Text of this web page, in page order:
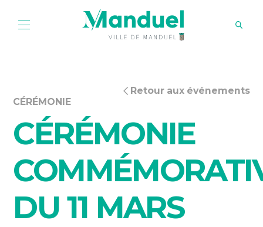
CÉRÉMONIE
Retour aux événements
CÉRÉMONIE
DU 11 MARS